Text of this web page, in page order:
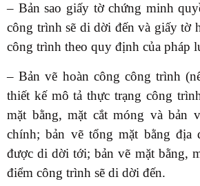
– Bản sao giấy tờ chứng minh
công trình sẽ di dời đến và giấy tờ
công trình theo quy định của pháp
– Bản vẽ hoàn công công trình
thiết kế mô tả thực trạng công
mặt bằng, mặt cắt móng và bản
chính; bản vẽ tổng mặt bằng địa
được di dời tới; bản vẽ mặt bằng,
điểm công trình sẽ di dời đến.